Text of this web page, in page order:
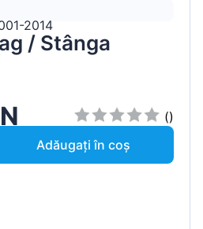
2014
/ Stânga
()
Adăugați în coș